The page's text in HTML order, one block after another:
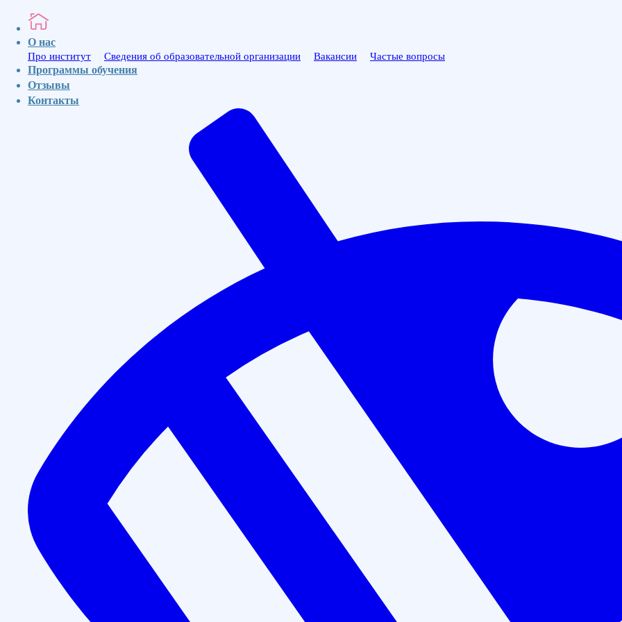
О нас
Про институт Сведения об образовательной организации Вакансии Частые вопросы
Программы обучения
Отзывы
Контакты
МедИнвест
Ваше имя
Ваш номер телефона для связи
Отправить
Повышение квалификации
Нефрология (144 часа)
Длительность программы обучения: 144 часа
Форма обучения: дистанционно
Получаемый документ: Удостоверение о повышении квалификации
Записаться на курс
Даём гарантию прохождения аккредитации по
Лицензия Минобразования №Л035-01198-